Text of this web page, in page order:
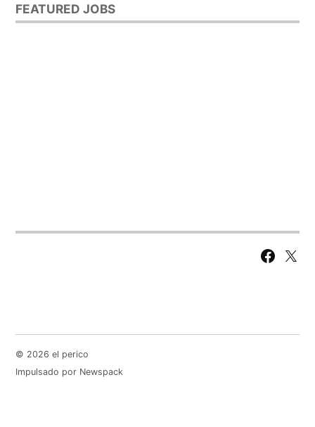
FEATURED JOBS
Facebook
X
© 2026 el perico
Impulsado por Newspack